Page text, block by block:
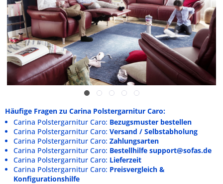
Häufige Fragen zu Carina Polstergarnitur Caro:
Carina Polstergarnitur Caro: Bezugsmuster bestellen
Carina Polstergarnitur Caro: Versand / Selbstabholung
Carina Polstergarnitur Caro: Zahlungsarten
Carina Polstergarnitur Caro: Bestellhilfe support@sofas.de
Carina Polstergarnitur Caro: Lieferzeit
Carina Polstergarnitur Caro: Preisvergleich &
Konfigurationshilfe